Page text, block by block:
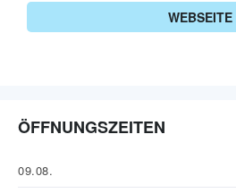
WEBSEITE
ÖFFNUNGSZEITEN
09.08.